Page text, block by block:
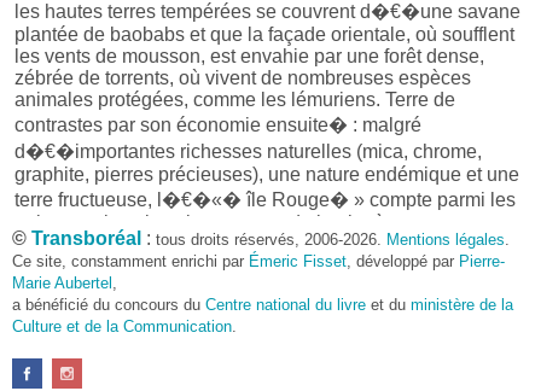
les hautes terres tempérées se couvrent d�€�une savane
plantée de baobabs et que la façade orientale, où soufflent
les vents de mousson, est envahie par une forêt dense,
zébrée de torrents, où vivent de nombreuses espèces
animales protégées, comme les lémuriens. Terre de
contrastes par son économie ensuite� : malgré
d�€�importantes richesses naturelles (mica, chrome,
graphite, pierres précieuses), une nature endémique et une
terre fructueuse, l�€�«� île Rouge� » compte parmi les
quinze nations les plus pauvres de la planète.
Après une décennie de colonisation et trente ans de
communisme, le pays s�€�insère doucement dans le
monde capitaliste en ouvrant ses frontières. Une agriculture
d�€�exportation (café, tabac, canne � sucre, coton,
l�€�essentiel de l�€�activité économique repose
© Transboréal : tous droits réservés, 2006-2026. Mentions légales.
Ce site, constamment enrichi par Émeric Fisset, développé par Pierre-
Marie Aubertel ,
a bénéficié du concours du Centre national du livre et du ministère de la
Culture et de la Communication.